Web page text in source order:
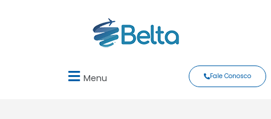
Menu Fale Conosco